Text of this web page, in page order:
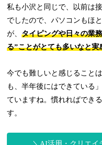
私も小沢と同じで、以前は
でしたので、パソコンもほ
が、タイピングや日々の業
る”ことがとても多いなと実
今でも難しいと感じること
も、半年後にはできている
ていますね。慣れればでき
す。
AI活用・クリエイ